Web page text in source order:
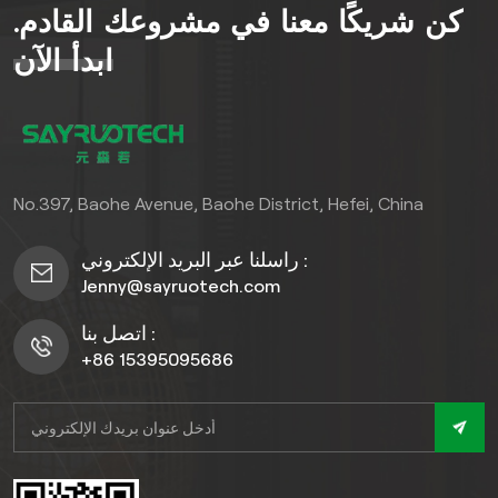
الألواح بسطح أملس ومتجانس،
وهي سهلة التركيب والصيانة،
ولا تحتاج إلى عمليات ترميم
الأنسجة والألوان والأنماط،
تتناسب هذه الألواح تمامًا مع
الخارجي. تُعد ألواح الجدران
PVC بتقنية البثق المشترك حلاً
اقتصاديًا يدوم طويلًا، فهي تجمع
عملية تجديد أو تطوير
للمساحات الخارجية.
كن شريكًا معنا في مشروعك القادم.
ابدأ الآن
No.397, Baohe Avenue, Baohe District, Hefei, China
راسلنا عبر البريد الإلكتروني :
Jenny@sayruotech.com
اتصل بنا :
+86 15395095686